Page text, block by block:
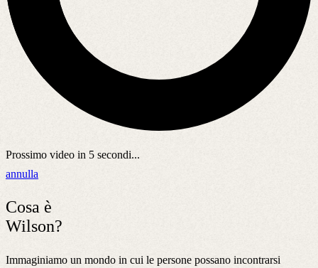
Prossimo video in 5 secondi...
annulla
Cosa è
Wilson?
Immaginiamo un mondo in cui le persone possano incontrarsi